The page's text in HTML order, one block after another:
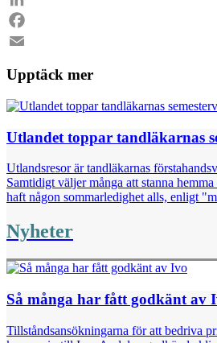
LinkedIn
Facebook
Upptäck mer
Utlandet toppar tandläkarnas
Utlandsresor är tandläkarnas
Samtidigt väljer många att stanna
haft någon sommarledighet alls, enligt
Nyheter
Så många har fått godkänt av
Tillståndsansökningarna för att bedriva